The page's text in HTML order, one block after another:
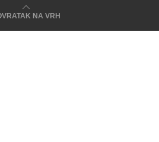
NA VRH